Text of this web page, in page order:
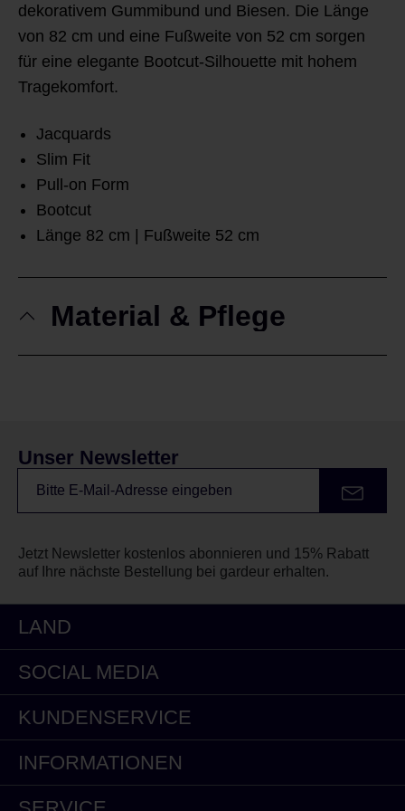
dekorativem Gummibund und Biesen. Die Länge
von 82 cm und eine Fußweite von 52 cm sorgen
für eine elegante Bootcut-Silhouette mit hohem
Tragekomfort.
Jacquards
Slim Fit
Pull-on Form
Bootcut
Länge 82 cm | Fußweite 52 cm
Material & Pflege
Unser Newsletter
Jetzt Newsletter kostenlos abonnieren und 15% Rabatt
auf Ihre nächste Bestellung bei gardeur erhalten.
LAND
SOCIAL MEDIA
KUNDENSERVICE
INFORMATIONEN